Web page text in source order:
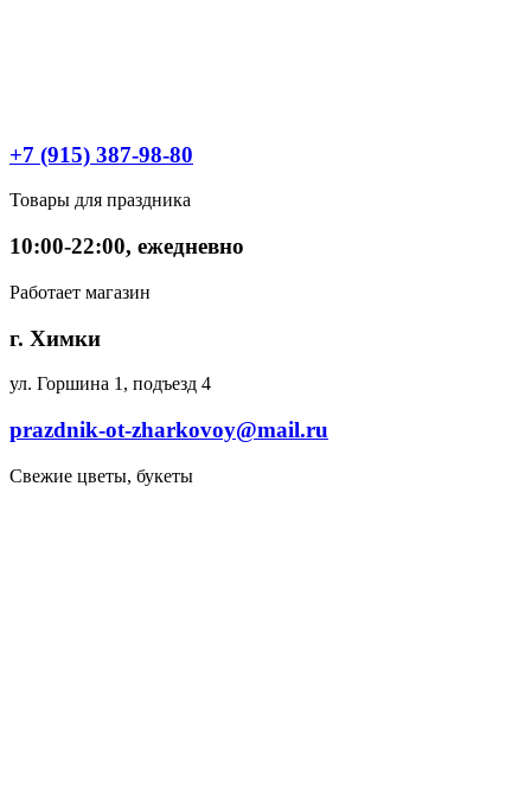
+7 (915) 387-98-80
Товары для праздника
10:00-22:00, ежедневно
Работает магазин
г. Химки
ул. Горшина 1, подъезд 4
prazdnik-ot-zharkovoy@mail.ru
Свежие цветы, букеты